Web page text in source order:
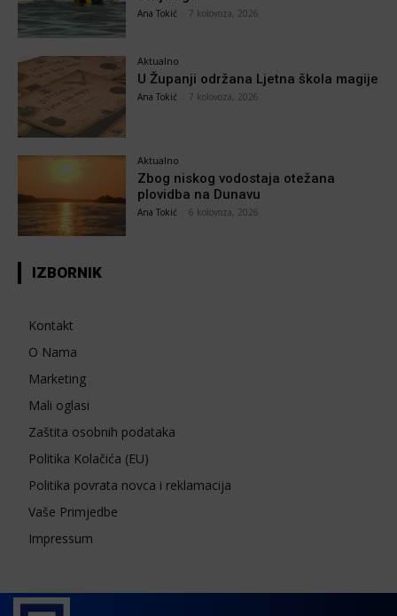
Ana Tokić 7 kolovoza, 2026
Aktualno
U Županji održana Ljetna škola magije
Ana Tokić 7 kolovoza, 2026
Aktualno
Zbog niskog vodostaja otežana
plovidba na Dunavu
Ana Tokić 6 kolovoza, 2026
IZBORNIK
Kontakt
O Nama
Marketing
Mali oglasi
Zaštita osobnih podataka
Politika Kolačića (EU)
Politika povrata novca i reklamacija
Vaše Primjedbe
Impressum